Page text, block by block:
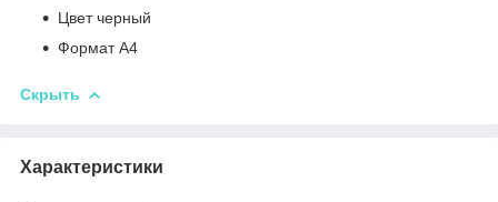
Цвет черный
Формат A4
Скрыть
Характеристики